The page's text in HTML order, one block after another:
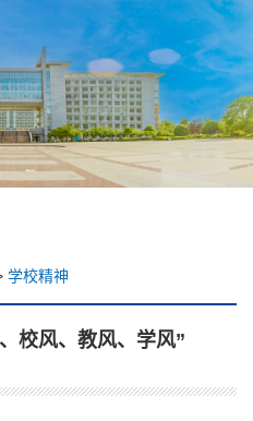
学校精神
校风、教风、学风”